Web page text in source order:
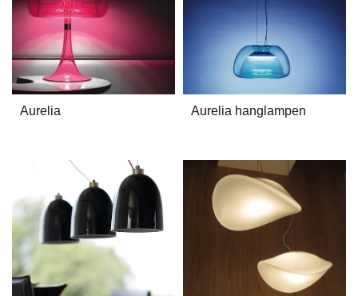
Aurelia Aurelia hanglampen